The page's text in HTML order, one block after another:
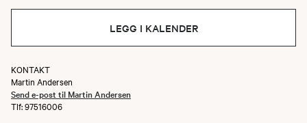
LEGG I KALENDER
KONTAKT
Martin Andersen
Send e-post til Martin Andersen
Tlf: 97516006